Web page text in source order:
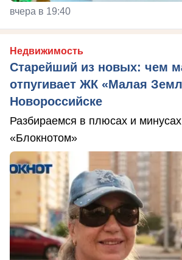
вчера в 19:40
Недвижимость
Старейший из новых: чем
отпугивает ЖК «Малая
Новороссийске
Разбираемся в плюсах и
«Блокнотом»